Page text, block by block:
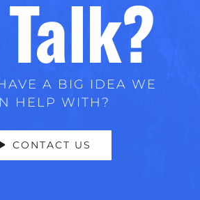
A BIG IDEA WE
HELP WITH?
CONTACT US